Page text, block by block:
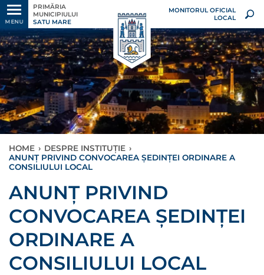
MENU
PRIMĂRIA
MUNICIPIULUI
SATU MARE
MONITORUL OFICIAL
LOCAL
HOME › DESPRE INSTITUȚIE ›
ANUNȚ PRIVIND CONVOCAREA ȘEDINȚEI ORDINARE A
CONSILIULUI LOCAL
ANUNȚ PRIVIND
CONVOCAREA ȘEDINȚEI
ORDINARE A
CONSILIULUI LOCAL